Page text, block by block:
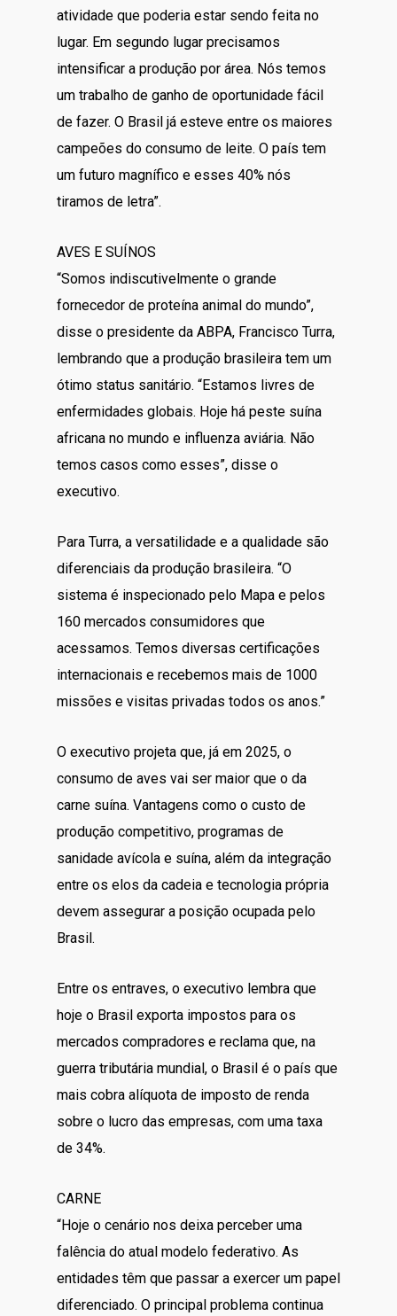
atividade que poderia estar sendo feita no
lugar. Em segundo lugar precisamos
intensificar a produção por área. Nós temos
um trabalho de ganho de oportunidade fácil
de fazer. O Brasil já esteve entre os maiores
campeões do consumo de leite. O país tem
um futuro magnífico e esses 40% nós
tiramos de letra”.
AVES E SUÍNOS
“Somos indiscutivelmente o grande
fornecedor de proteína animal do mundo”,
disse o presidente da ABPA, Francisco Turra,
lembrando que a produção brasileira tem um
ótimo status sanitário. “Estamos livres de
enfermidades globais. Hoje há peste suína
africana no mundo e influenza aviária. Não
temos casos como esses”, disse o
executivo.
Para Turra, a versatilidade e a qualidade são
diferenciais da produção brasileira. “O
sistema é inspecionado pelo Mapa e pelos
160 mercados consumidores que
acessamos. Temos diversas certificações
internacionais e recebemos mais de 1000
missões e visitas privadas todos os anos.”
O executivo projeta que, já em 2025, o
consumo de aves vai ser maior que o da
carne suína. Vantagens como o custo de
produção competitivo, programas de
sanidade avícola e suína, além da integração
entre os elos da cadeia e tecnologia própria
devem assegurar a posição ocupada pelo
Brasil.
Entre os entraves, o executivo lembra que
hoje o Brasil exporta impostos para os
mercados compradores e reclama que, na
guerra tributária mundial, o Brasil é o país que
mais cobra alíquota de imposto de renda
sobre o lucro das empresas, com uma taxa
de 34%.
CARNE
“Hoje o cenário nos deixa perceber uma
falência do atual modelo federativo. As
entidades têm que passar a exercer um papel
diferenciado. O principal problema continua